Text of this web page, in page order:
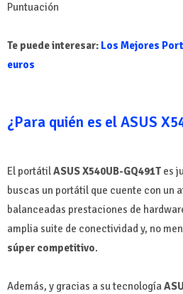
Puntuación
Te puede interesar: Los Mejores
euros
¿Para quién es el ASUS
El portátilASUS X540UB-GQ491T es
buscas un portátil que cuente con un
balanceadas prestaciones de
amplia suite de conectividad y, no
súper competitivo.
Además, y gracias a su tecnología